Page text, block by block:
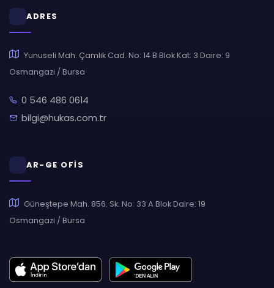
ADRES
Yunuseli Mah. Çamlık Cad. No: 14 B Blok Kat: 3 Daire: 9
Osmangazi / Bursa
0 546 486 0614
bilgi@hukas.com.tr
AR-GE OFİS
Güneştepe Mah. 856. Sk. No: 33 A Blok Daire: 19
Osmangazi / Bursa